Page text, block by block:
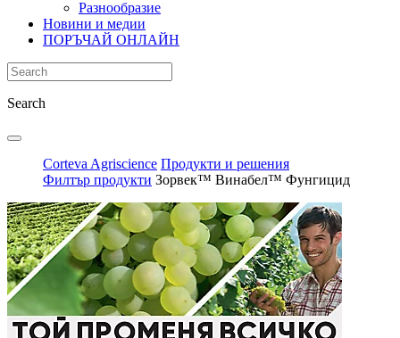
Разнообразие
Новини и медии
ПОРЪЧАЙ ОНЛАЙН
Search
Corteva Agriscience Продукти и решения
Филтър продукти Зорвек™ Винабел™ Фунгицид